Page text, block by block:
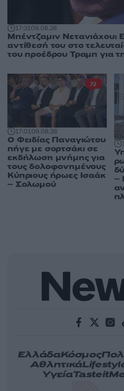
17:3109.08.26
Μπέντζαμιν Νετανιάχου:
αντίθεσή του στο
του προέδρου Τραμπ για
17:0109.08.26
Ο Φειδίας Παναγιώτου
πήγε με σορτσάκι σε
εκδήλωση μνήμης για
τους δολοφονημένους
Κύπριους ήρωες Ισαάκ
– Σολωμού
72
–
ΕλλάδαΚόσμος
Αθλητικά
ΥγείαTasteit